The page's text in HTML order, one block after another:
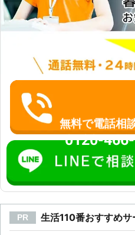
ー
格
動し
無料で電話相
0120-
PR 生活110番おすすめサ